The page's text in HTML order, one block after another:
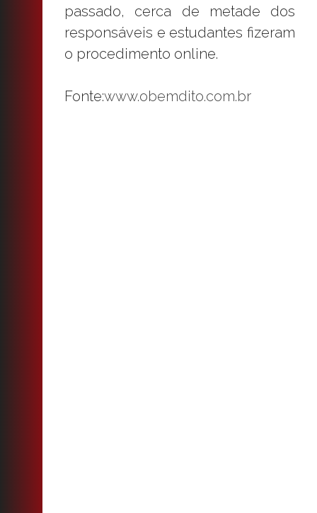
passado, cerca de metade dos
responsáveis e estudantes fizeram
o procedimento online.
Fonte:www.obemdito.com.br